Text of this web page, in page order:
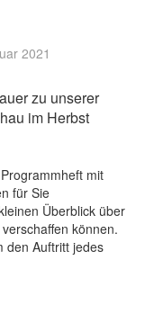
2021
zu unserer
im Herbst
mit
für Sie
Überblick über
können.
den Auftritt jedes